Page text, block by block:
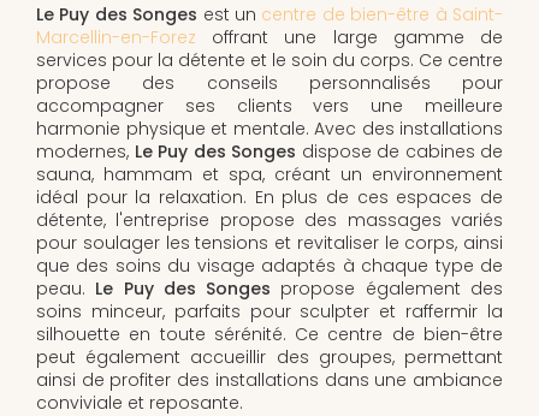
Le Puy des Songes est un centre de bien-être à Saint-
Marcellin-en-Forez offrant une large gamme de
services pour la détente et le soin du corps. Ce centre
propose des conseils personnalisés pour
accompagner ses clients vers une meilleure
harmonie physique et mentale. Avec des installations
modernes, Le Puy des Songes dispose de cabines de
sauna, hammam et spa, créant un environnement
idéal pour la relaxation. En plus de ces espaces de
détente, l'entreprise propose des massages variés
pour soulager les tensions et revitaliser le corps, ainsi
que des soins du visage adaptés à chaque type de
peau. Le Puy des Songes propose également des
soins minceur, parfaits pour sculpter et raffermir la
silhouette en toute sérénité. Ce centre de bien-être
peut également accueillir des groupes, permettant
ainsi de profiter des installations dans une ambiance
conviviale et reposante.